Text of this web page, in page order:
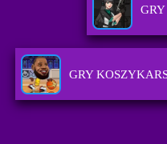
GRY